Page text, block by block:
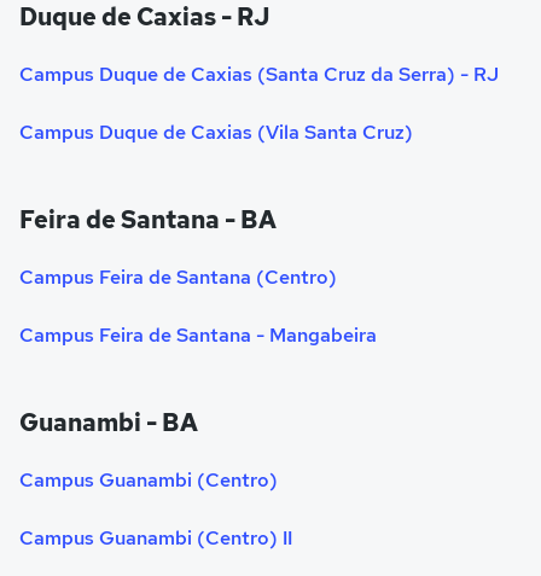
Duque de Caxias - RJ
Campus Duque de Caxias (Santa Cruz da Serra) - RJ
Campus Duque de Caxias (Vila Santa Cruz)
Feira de Santana - BA
Campus Feira de Santana (Centro)
Campus Feira de Santana - Mangabeira
Guanambi - BA
Campus Guanambi (Centro)
Campus Guanambi (Centro) II